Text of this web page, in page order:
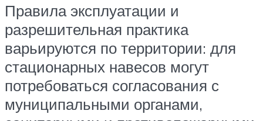
Правила эксплуатации и
разрешительная практика
варьируются по территории: для
стационарных навесов могут
потребоваться согласования с
муниципальными органами,